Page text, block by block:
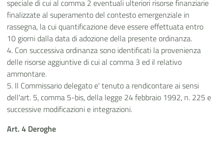
speciale di cui al comma 2 eventuali ulteriori risorse finanziarie
finalizzate al superamento del contesto emergenziale in
rassegna, la cui quantificazione deve essere effettuata entro
10 giorni dalla data di adozione della presente ordinanza.
4. Con successiva ordinanza sono identificati la provenienza
delle risorse aggiuntive di cui al comma 3 ed il relativo
ammontare.
5. Il Commissario delegato e' tenuto a rendicontare ai sensi
dell'art. 5, comma 5-bis, della legge 24 febbraio 1992, n. 225 e
successive modificazioni e integrazioni.
Art. 4 Deroghe